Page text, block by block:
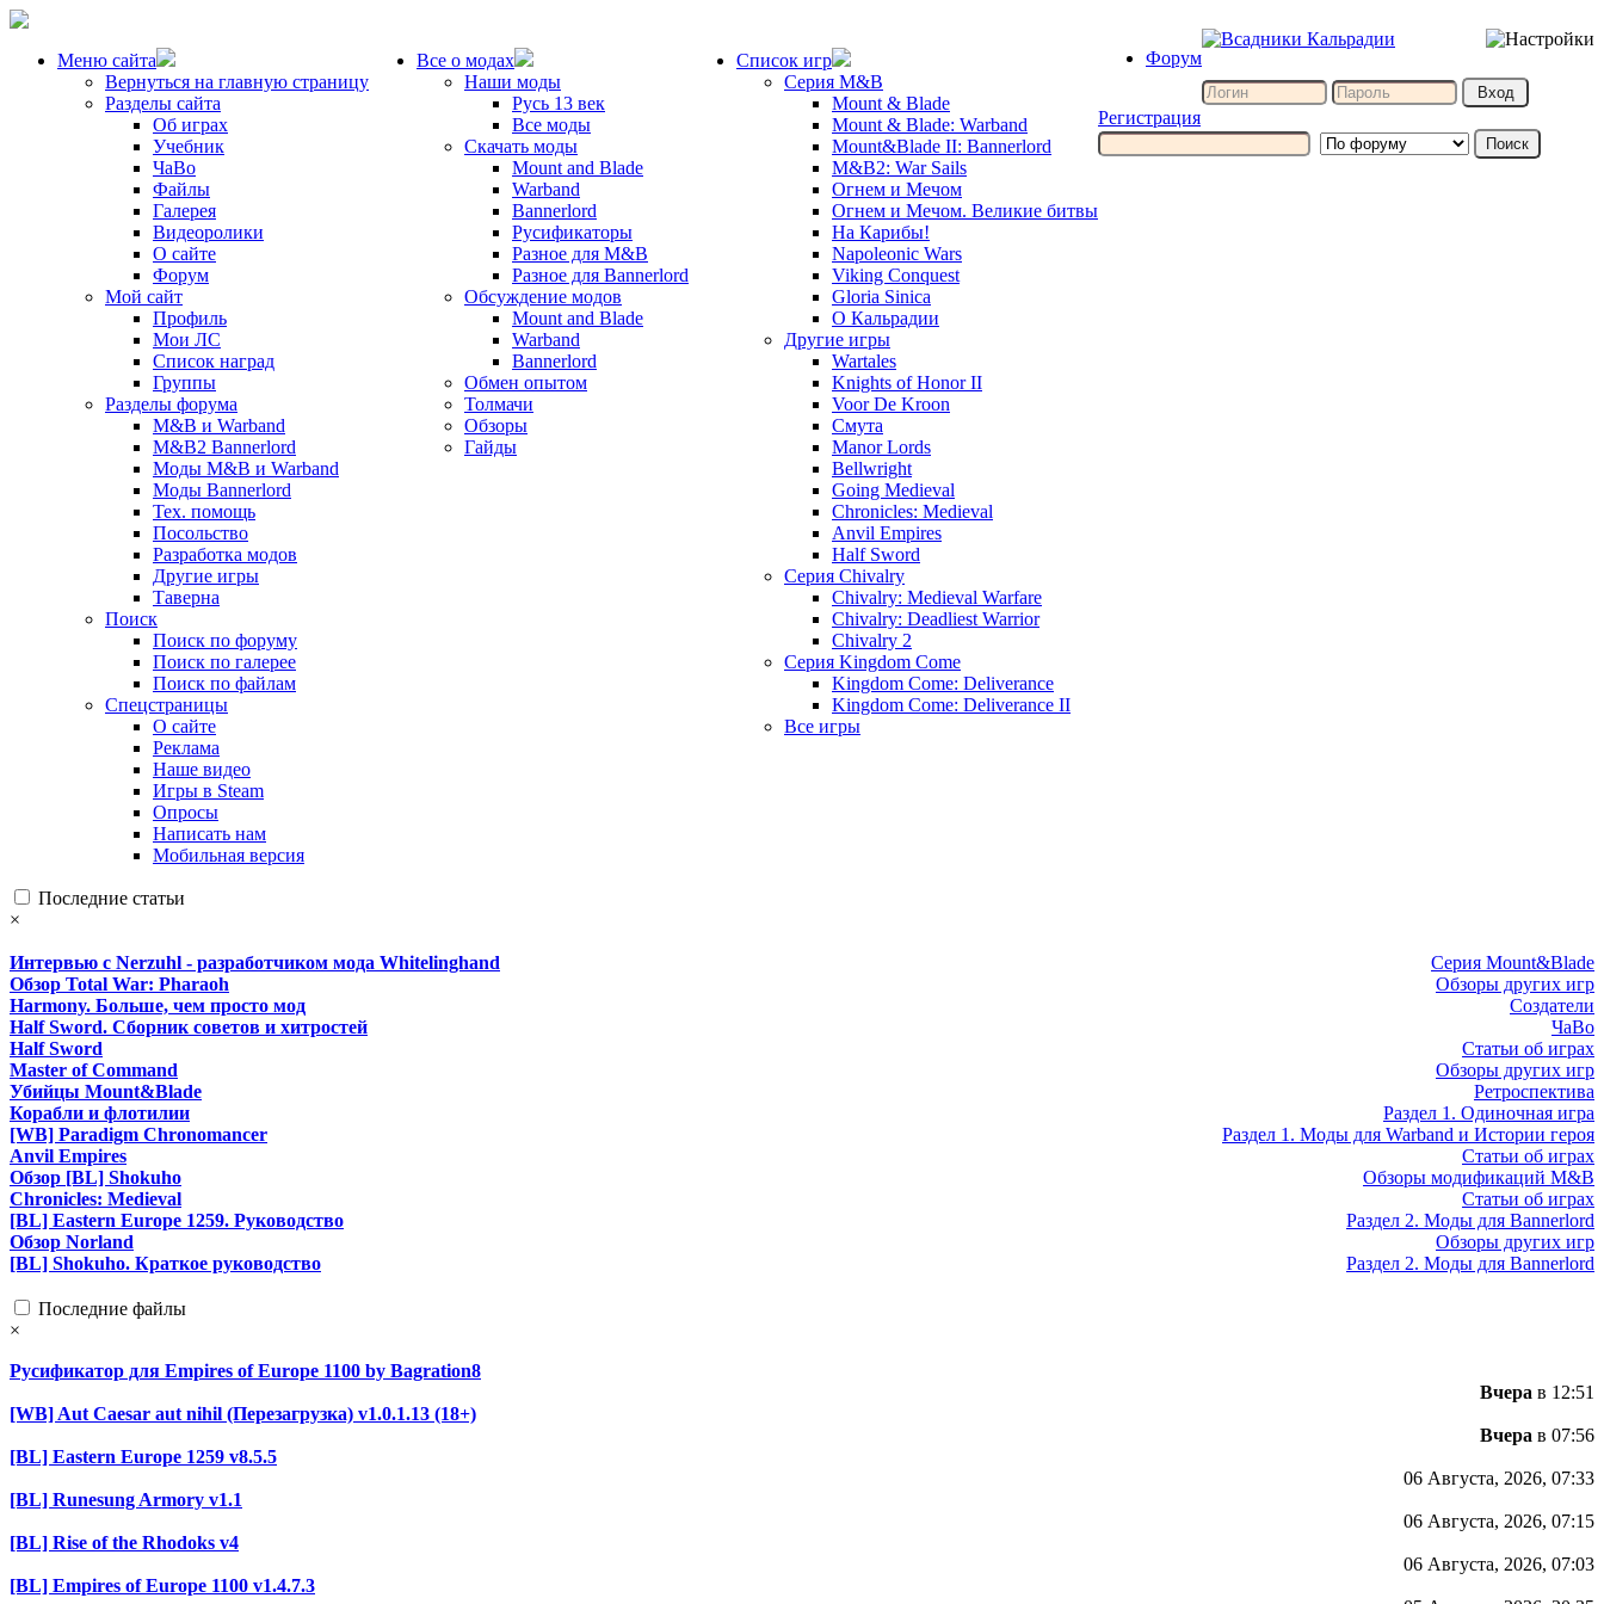
Меню сайта
Вернуться на главную страницу
Разделы сайта
Об играх
Учебник
ЧаВо
Файлы
Галерея
Видеоролики
О сайте
Форум
Мой сайт
Профиль
Мои ЛС
Список наград
Группы
Разделы форума
M&B и Warband
M&B2 Bannerlord
Моды M&B и Warband
Моды Bannerlord
Тех. помощь
Посольство
Разработка модов
Другие игры
Таверна
Поиск
Поиск по форуму
Поиск по галерее
Поиск по файлам
Спецстраницы
О сайте
Реклама
Наше видео
Игры в Steam
Опросы
Написать нам
Мобильная версия
Все о модах
Наши моды
Русь 13 век
Все моды
Скачать моды
Mount and Blade
Warband
Bannerlord
Русификаторы
Разное для M&B
Разное для Bannerlord
Обсуждение модов
Mount and Blade
Warband
Bannerlord
Обмен опытом
Толмачи
Обзоры
Гайды
Список игр
Серия M&B
Mount & Blade
Mount & Blade: Warband
Mount&Blade II: Bannerlord
M&B2: War Sails
Огнем и Мечом
Огнем и Мечом. Великие битвы
На Карибы!
Napoleonic Wars
Viking Conquest
Gloria Sinica
О Кальрадии
Другие игры
Wartales
Knights of Honor II
Voor De Kroon
Смута
Manor Lords
Bellwright
Going Medieval
Chronicles: Medieval
Anvil Empires
Half Sword
Серия Chivalry
Chivalry: Medieval Warfare
Chivalry: Deadliest Warrior
Chivalry 2
Серия Kingdom Come
Kingdom Come: Deliverance
Kingdom Come: Deliverance II
Все игры
Форум
Регистрация
Последние статьи
×
Серия Mount&Blade
Интервью с Nerzuhl - разработчиком мода Whitelinghand
Обзоры других игр
Обзор Total War: Pharaoh
Создатели
Harmony. Больше, чем просто мод
ЧаВо
Half Sword. Сборник советов и хитростей
Статьи об играх
Half Sword
Обзоры других игр
Master of Command
Ретроспектива
Убийцы Mount&Blade
Раздел 1. Одиночная игра
Корабли и флотилии
Раздел 1. Моды для Warband и Истории героя
[WB] Paradigm Chronomancer
Статьи об играх
Anvil Empires
Обзоры модификаций M&B
Обзор [BL] Shokuho
Статьи об играх
Chronicles: Medieval
Раздел 2. Моды для Bannerlord
[BL] Eastern Europe 1259. Руководство
Обзоры других игр
Обзор Norland
Раздел 2. Моды для Bannerlord
[BL] Shokuho. Краткое руководство
Последние файлы
×
Русификатор для Empires of Europe 1100 by Bagration8
Вчера в 12:51
[WB] Aut Caesar aut nihil (Перезагрузка) v1.0.1.13 (18+)
Вчера в 07:56
[BL] Eastern Europe 1259 v8.5.5
06 Августа, 2026, 07:33
[BL] Runesung Armory v1.1
06 Августа, 2026, 07:15
[BL] Rise of the Rhodoks v4
06 Августа, 2026, 07:03
[BL] Empires of Europe 1100 v1.4.7.3